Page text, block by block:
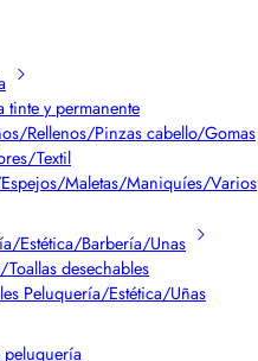
tinte y permanente
Rellenos/Pinzas cabello/Gomas
Textil
Maletas/Maniquíes/Varios
Estética/Barbería/Unas
desechables
Peluquería/Estética/Uñas
peluquería